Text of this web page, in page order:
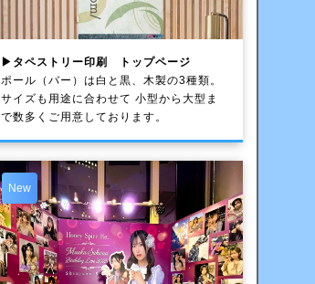
▶タペストリー印刷 トップページ
ポール（バー）は白と黒、木製の3種類。
サイズも用途に合わせて 小型から大型ま
で数多くご用意しております。
New